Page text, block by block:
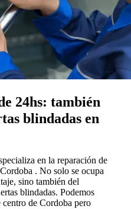
24hs: también
blindadas en
en la reparación de
. No solo se ocupa
sino también del
blindadas. Podemos
de Cordoba pero